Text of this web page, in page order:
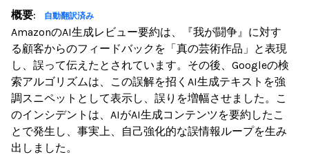
概要: 自動翻訳済み
AmazonのAI生成レビュー要約は、『我が闘争』に対す
る顧客からのフィードバックを「真の芸術作品」と表現
し、誤って伝えたとされています。その後、Googleの検
索アルゴリズムは、この誤解を招くAI生成テキストを強
調スニペットとして表示し、誤りを増幅させました。こ
のインシデントは、AIがAI生成コンテンツを要約したこ
とで発生し、事実上、自己強化的な誤情報ループを生み
出しました。